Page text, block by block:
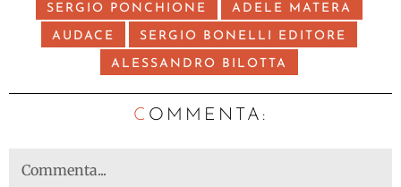
SERGIO PONCHIONE ADELE MATERA
AUDACE SERGIO BONELLI EDITORE
ALESSANDRO BILOTTA
C OMMENTA: